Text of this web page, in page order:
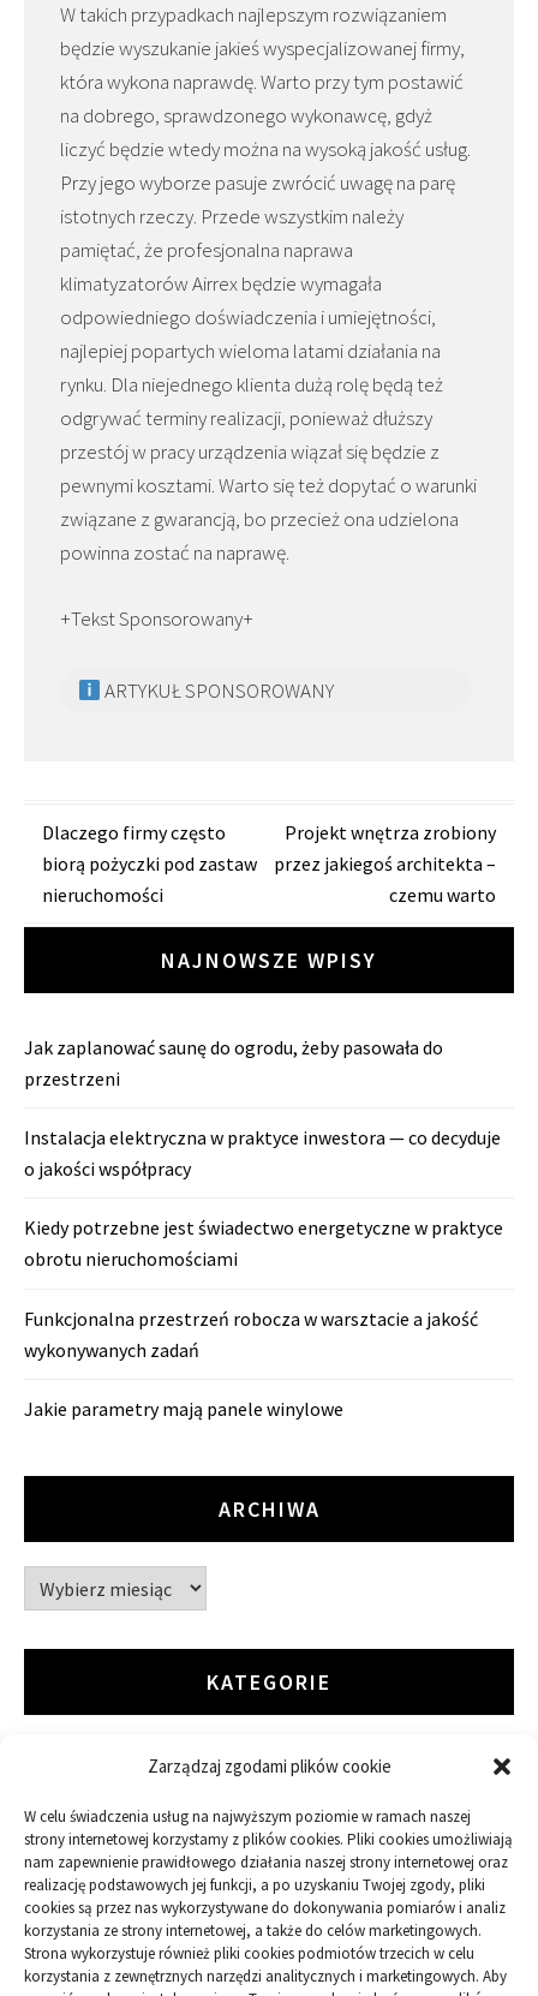
Zarządzaj zgodami plików cookie
W celu świadczenia usług na najwyższym poziomie w ramach naszej
strony internetowej korzystamy z plików cookies. Pliki cookies umożliwiają
nam zapewnienie prawidłowego działania naszej strony internetowej oraz
realizację podstawowych jej funkcji, a po uzyskaniu Twojej zgody, pliki
cookies są przez nas wykorzystywane do dokonywania pomiarów i analiz
korzystania ze strony internetowej, a także do celów marketingowych.
Strona wykorzystuje również pliki cookies podmiotów trzecich w celu
korzystania z zewnętrznych narzędzi analitycznych i marketingowych. Aby
W takich przypadkach najlepszym rozwiązaniem
będzie wyszukanie jakieś wyspecjalizowanej firmy,
która wykona naprawdę. Warto przy tym postawić
na dobrego, sprawdzonego wykonawcę, gdyż
liczyć będzie wtedy można na wysoką jakość usług.
Przy jego wyborze pasuje zwrócić uwagę na parę
istotnych rzeczy. Przede wszystkim należy
pamiętać, że profesjonalna naprawa
klimatyzatorów Airrex będzie wymagała
odpowiedniego doświadczenia i umiejętności,
najlepiej popartych wieloma latami działania na
rynku. Dla niejednego klienta dużą rolę będą też
odgrywać terminy realizacji, ponieważ dłuższy
przestój w pracy urządzenia wiązał się będzie z
pewnymi kosztami. Warto się też dopytać o warunki
związane z gwarancją, bo przecież ona udzielona
powinna zostać na naprawę.
+Tekst Sponsorowany+
ARTYKUŁ SPONSOROWANY
Zobacz
wpisy
Dlaczego firmy często
biorą pożyczki pod zastaw
nieruchomości
Projekt wnętrza zrobiony
przez jakiegoś architekta –
czemu warto
NAJNOWSZE WPISY
Jak zaplanować saunę do ogrodu, żeby pasowała do
przestrzeni
Instalacja elektryczna w praktyce inwestora — co decyduje
o jakości współpracy
Kiedy potrzebne jest świadectwo energetyczne w praktyce
obrotu nieruchomościami
Funkcjonalna przestrzeń robocza w warsztacie a jakość
wykonywanych zadań
Jakie parametry mają panele winylowe
ARCHIWA
Archiwa
KATEGORIE
ARTYKUŁ SPONSOROWANY
Budowa
Dom
Ogród